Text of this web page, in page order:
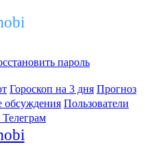
пароль
Гороскоп на 3 дня Прогноз
обсуждения Пользователи